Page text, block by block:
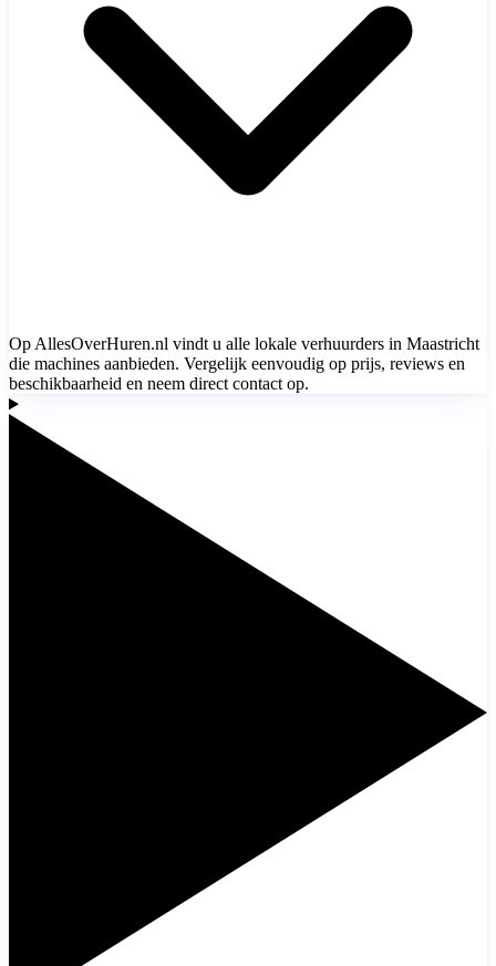
Op AllesOverHuren.nl vindt u alle lokale verhuurders in Maastricht
die machines aanbieden. Vergelijk eenvoudig op prijs, reviews en
beschikbaarheid en neem direct contact op.